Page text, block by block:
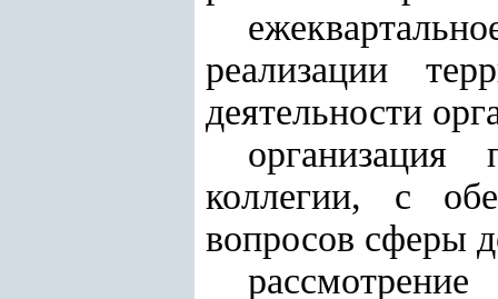
реализации
деятельности
организация
коллегии, с
вопросов сферы